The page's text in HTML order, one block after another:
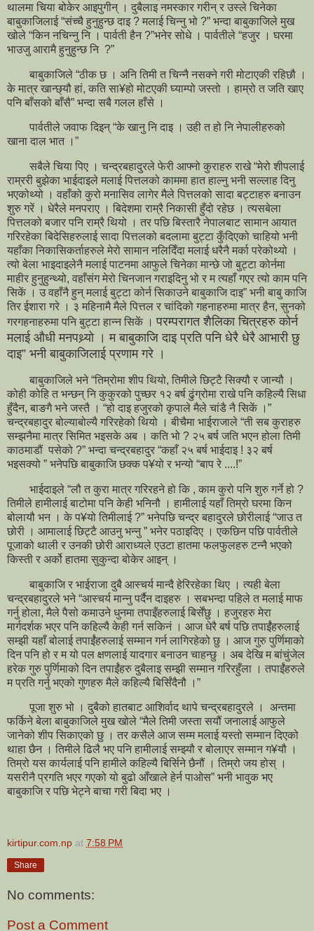
थालमा चिया बोकेर आइपुगीन् । दुबैलाइ नमस्कार गरीन् र उस्ले चिनेका
बाबुकाजिलाई “संच्चै हुनुहुन्छ दाइ ? मलाई चिन्नु भो ?” भन्दा बाबुकाजिले मुख
खोले “किन नचिन्नु नि । पार्वती हैन ?”भनेर सोधे । पार्वतीले “हजुर । घरमा
भाउजु आरामै हुनुहुन्छ नि ?”
बाबुकाजिले “ठीक छ । अनि तिमी त चिन्नै नसक्ने गरी मोटाएकी रहिछौ ।
के मात्र खान्छ्यौ हां, कति सा¥हो मोटएकी घ्याम्पो जस्तो । हाम्रो त जति खाए
पनि बाँसको बाँसै” भन्दा सबै गलल हाँसे ।
पार्वतीले जवाफ दिइन् “के खानु नि दाइ । उही त हो नि नेपालीहरुको
खाना दाल भात ।”
सबैले चिया पिए । चन्द्रबहादुरले फेरी आफ्नो कुराहरु राखे “मेरो शीपलाई
राम्ररी बुझेका भाईदाइले मलाई पित्तलको काममा हात हाल्नु भनी सल्लाह दिनु
भएकोथ्यो । वहाँको कुरो मनासिव लागेर मैले पित्तलको सादा बट्टाहरु बनाउन
शुरु गरें । धेरैले मनपराए । बिदेशमा राम्रै निकासी हुँदो रहेछ । त्यसबेला
पित्तलको बजार पनि राम्रै थियो । तर पछि बिस्तारै नेपालबाट सामान आयात
गरिरहेका बिदेसिहरुलाई सादा पित्तलको बदलामा बुट्टा कुँदिएको चाहियो भनी
यहाँका निकासिकर्ताहरुले मेरो सामान नलिदिँदा मलाई धरैनै मर्का परेकोथ्यो ।
त्यो बेला भाइदाइलेनै मलाई पाटनमा आफुले चिनेका मान्छे जो बुट्टा कोर्नमा
माहीर हुनुहुन्थ्यो, वहाँसंग मेरो चिनजान गराइदिनु भो र म त्यहाँ गएर त्यो काम पनि
सिकें । उ वहाँनै हुन् मलाई बुट्टा कोर्न सिकाउने बाबुकाजि दाइ” भनी बाबु काजि
तिर ईशारा गरे । ३ महिनामै मैले पित्तल र चांदिको गहनाहरुमा मात्र हैन, सुनको
गरगहनाहरुमा पनि बुट्टा हान्न सिकें ।परम्परागत शैलिका चित्रहरु कोर्न
मलाई औधी मनपथ्र्यो । म बाबुकाजि दाइ प्रति पनि धेरै धेरै आभारी छु
दाइ” भनी बाबुकाजिलाई प्रणाम गरे ।
बाबुकाजिले भने “तिम्रोमा शीप थियो, तिमीले छिट्टै सिक्यौ र जान्यौ ।
कोही कोहि त भन्छन् नि कुकुरको पुच्छर १२ बर्ष ढुंग्रोमा राखे पनि कहिल्यै सिधा
हुँदैन, बाङगै भने जस्तै । “हो दाइ हजुरको कृपाले मैले चांडै नै सिकें ।”
चन्द्रबहादुर बोल्याबोल्यै गरिरहेको थियो । बीचैमा भाईराजाले “ती सब कुराहरु
सम्झनैमा मात्र सिमित भइसके अब । कति भो ? २५ बर्ष जति भएन होला तिमी
काठमाडौं पसेको ?” भन्दा चन्द्रबहादुर “कहाँ २५ बर्ष भाईदाइ ! ३२ बर्ष
भइसक्यो ” भनेपछि बाबुकाजि छक्क प¥यो र भन्यो “बाप रे ....!”
भाईदाइले “लौ त कुरा मात्र गरिरहने हो कि , काम कुरो पनि शुरु गर्ने हो ?
तिमीले हामीलाई बाटोमा पनि केही भनिनौ । हामीलाई यहाँ तिम्रो घरमा किन
बोलायौ भन । के प¥यो तिमीलाई ?” भनेपछि चन्द्र बहादुरले छोरीलाई “जाउ त
छोरी । आमालाई छिट्टै आउनु भन्नु ” भनेर पठाइदिए । एकछिन पछि पार्वतीले
पूजाको थाली र उनकी छोरी आराध्यले एउटा हातमा फलफुलहरु टन्नै भएको
किस्ती र अर्को हातमा सुकुन्दा बोकेर आइन् ।
बाबुकाजि र भाईराजा दुबै आस्चर्य मान्दै हेरिरहेका थिए । त्यही बेला
चन्द्रबहादुरले भने “आस्चर्य मान्नु पर्दैन दाइहरु । सबभन्दा पहिले त मलाई माफ
गर्नु होला, मैले पैसो कमाउने धुनमा तपाइँहरुलाई बिर्सेंछु । हजुरहरु मेरा
मार्गदर्शक भएर पनि कहिल्यै केही गर्न सकिनं । आज धेरै बर्ष पछि तपाईंंहरुलाई
सम्झी यहाँ बोलाई तपाईंंहरुलाई सम्मान गर्न लागिरहेको छु । आज गुरु पुर्णिमाको
दिन पनि हो र म यो पल क्षणलाई यादगार बनाउन चाहन्छु । अब देखि म बांचुंजेल
हरेक गुरु पुर्णिमाको दिन तपाईंंहरु दुबैलाइ सम्झी सम्मान गरिरहुँला । तपाईंंहरुले
म प्रति गर्नु भएको गुणहरु मैले कहिल्यै बिर्सिंदैनौ ।”
पूजा शुरु भो । दुबैको हातबाट आशिर्वाद थापे चन्द्रबहादुरले । अन्तमा
फर्किने बेला बाबुकाजिले मुख खोले “मैले तिमी जस्ता सयौं जनालाई आफुले
जानेको शीप सिकाएको छु । तर कसैले आज सम्म मलाई यस्तो सम्मान दिएको
थाहा छैन । तिमीले ढिलै भए पनि हामीलाई सम्झ्यौ र बोलाएर सम्मान ग¥यौ ।
तिम्रो यस कार्यलाई पनि हामीले कहिल्यै बिर्सिने छैनौं । तिम्रो जय होस् ।
यसरीनै प्रगति भएर गएको यो बुढो आँखाले हेर्न पाओस” भनी भावुक भए
बाबुकाजि र पछि भेट्ने बाचा गरी बिदा भए ।
kirtipur.com.np at 7:58 PM
Share
No comments:
Post a Comment